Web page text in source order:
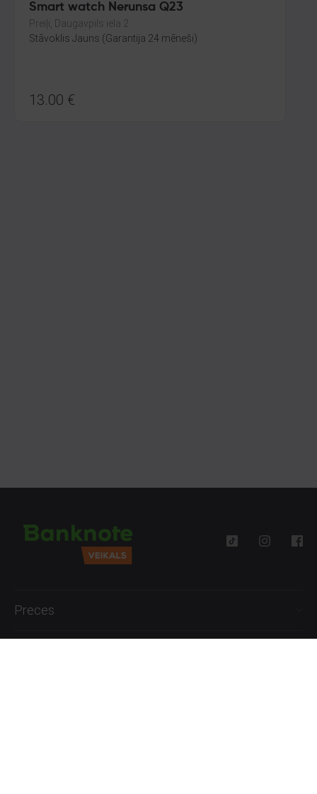
Smart watch Nerunsa Q23
Preiļi, Daugavpils iela 2
Stāvoklis Jauns (Garantija 24 mēneši)
13.00 €
Preces